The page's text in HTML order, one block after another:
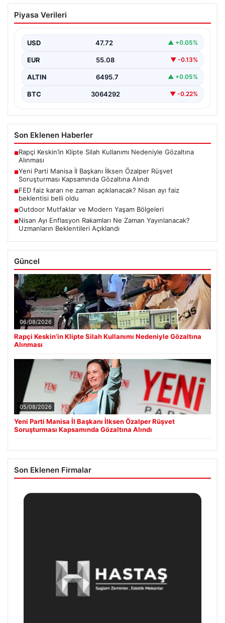
Yeni Parti Manisa İl Başkanı İlksen
Özalper Rüşvet Soruşturması
Manisa'da devam eden rüşvet soruşturması önemli bir
Piyasa Verileri
USD 47.72 ▲ +0.05%
EUR 55.08 ▼ -0.13%
ALTIN 6495.7 ▲ +0.05%
BTC 3064292 ▼ -0.22%
Son Eklenen Haberler
■Rapçi Keskin’in Klipte Silah Kullanımı Nedeniyle Gözaltına
Alınması
■Yeni Parti Manisa İl Başkanı İlksen Özalper Rüşvet
Soruşturması Kapsamında Gözaltına Alındı
■FED faiz kararı ne zaman açıklanacak? Nisan ayı faiz
beklentisi belli oldu
■Outdoor Mutfaklar ve Modern Yaşam Bölgeleri
■Nisan Ayı Enflasyon Rakamları Ne Zaman Yayınlanacak?
Uzmanların Beklentileri Açıklandı
Güncel
06/08/2026
Rapçi Keskin’in Klipte Silah Kullanımı Nedeniyle Gözaltına
Alınması
05/08/2026
Yeni Parti Manisa İl Başkanı İlksen Özalper Rüşvet
Soruşturması Kapsamında Gözaltına Alındı
Son Eklenen Firmalar